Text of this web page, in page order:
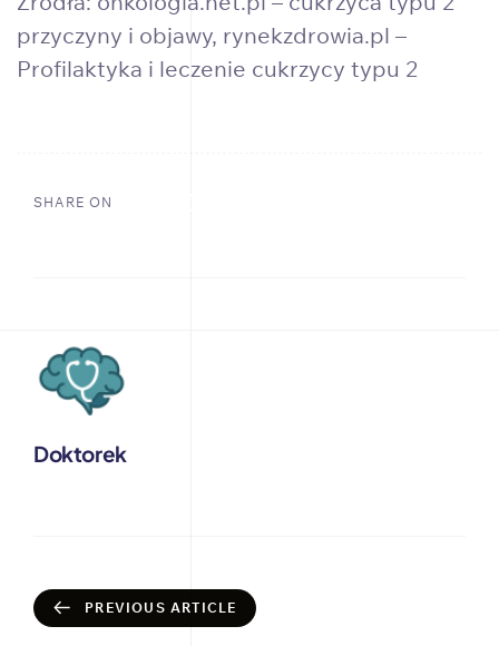
przyczyny i objawy, rynekzdrowia.pl –
Profilaktyka i leczenie cukrzycy typu 2
SHARE ON
Doktorek
PREVIOUS ARTICLE